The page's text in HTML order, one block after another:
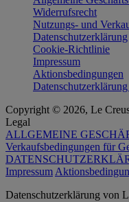
Widerrufsrecht
Nutzungs- und
Datenschutzerklärung
Cookie-Richtlinie
Impressum
Aktionsbedingungen
Copyright © 2026, Le
Legal
ALLGEMEINE
Verkaufsbedingungen für
Impressum
Datenschutz­erklärung von